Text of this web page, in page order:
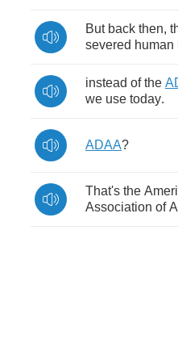
But back then,
severed human
instead of the
we use today.
ADAA?
That's the
Association of